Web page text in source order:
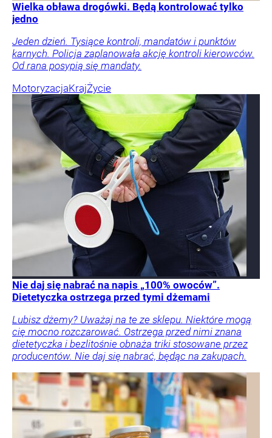
Wielka obława drogówki. Będą kontrolować tylko
jedno
Jeden dzień. Tysiące kontroli, mandatów i punktów
karnych. Policja zaplanowała akcję kontroli kierowców.
Od rana posypią się mandaty.
MotoryzacjaKrajŻycie
Nie daj się nabrać na napis „100% owoców”.
Dietetyczka ostrzega przed tymi dżemami
Lubisz dżemy? Uważaj na te ze sklepu. Niektóre mogą
cię mocno rozczarować. Ostrzega przed nimi znana
dietetyczka i bezlitośnie obnaża triki stosowane przez
producentów. Nie daj się nabrać, będąc na zakupach.